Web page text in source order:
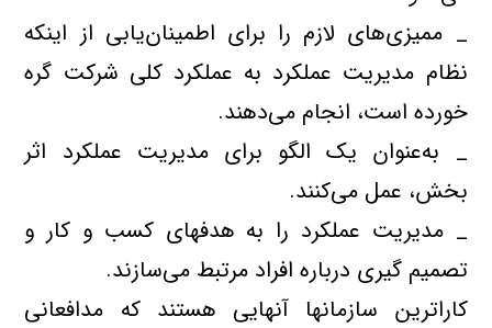
_ مميزي‌هاي لازم را براي اطمينان‌يابي از اينكه
نظام مديريت عملكرد به عملكرد كلي شركت گره
خورده است، انجام مي‌دهند.
_ به‌عنوان يك الگو براي مديريت عملكرد اثر
بخش، عمل مي‌كنند.
_ مديريت عملكرد را به هدفهاي كسب و كار و
تصميم‌ گيري درباره افراد مرتبط مي‌سازند.
كاراترين سازمانها آنهايي هستند كه مدافعاني